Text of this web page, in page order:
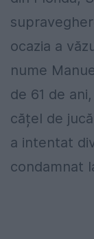
ocazia a
nume
de 61 de
cățel de
a intentat
condamnat